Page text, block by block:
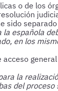
o de los
sido
española
en los
la
del proceso